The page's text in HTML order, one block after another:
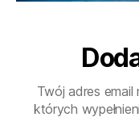
Twój adres email
których